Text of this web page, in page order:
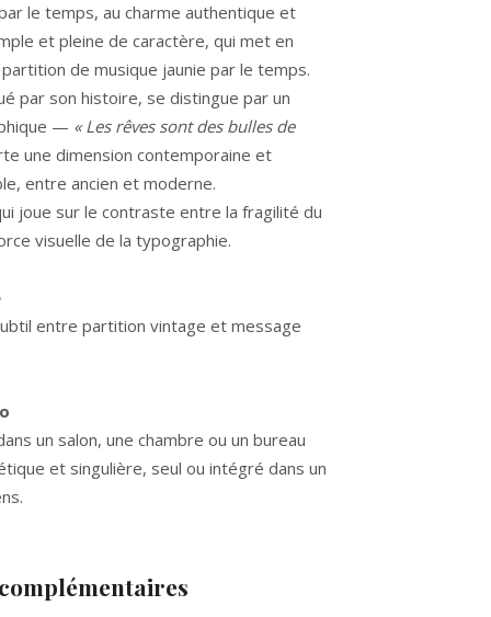
le temps, au charme authentique et
et pleine de caractère, qui met en
de musique jaunie par le temps.
par son histoire, se distingue par un
— « Les rêves sont des bulles de
une dimension contemporaine et
entre ancien et moderne.
joue sur le contraste entre la fragilité du
visuelle de la typographie.
entre partition vintage et message
un salon, une chambre ou un bureau
et singulière, seul ou intégré dans un